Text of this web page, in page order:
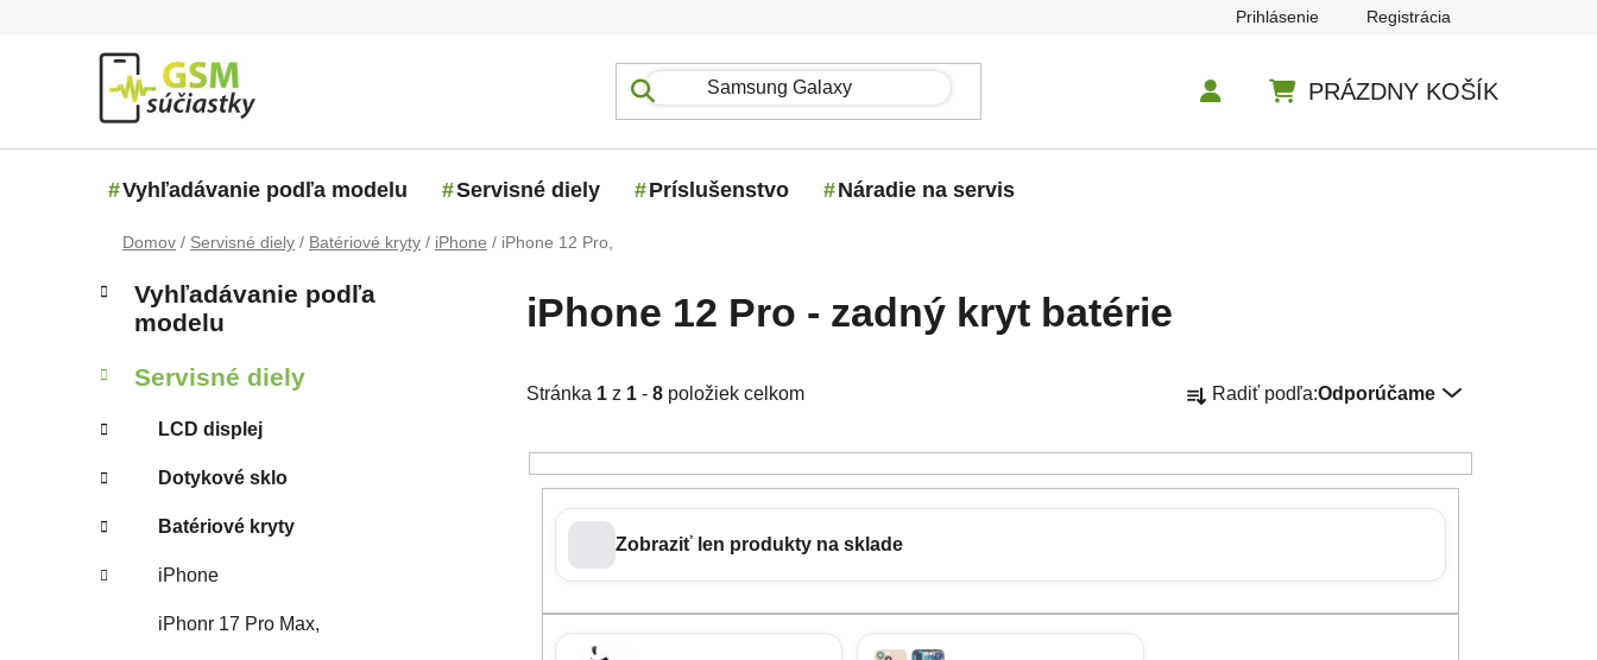
Prihlásenie Registrácia
PRÁZDNY KOŠÍK
Vyhľadávanie podľa modelu Servisné diely Príslušenstvo Náradie na servis
Domov / Servisné diely / Batériové kryty / iPhone / iPhone 12 Pro,
Bočný panel
Kategórie
Vyhľadávanie podľa
modelu
Servisné diely
LCD displej
Dotykové sklo
Batériové kryty
iPhone
iPhonr 17 Pro Max,
iPhone 12 Pro - zadný kryt batérie
Stránka 1 z 1 - 8 položiek celkom Radiť podľa:Odporúčame
Zobraziť len produkty na sklade